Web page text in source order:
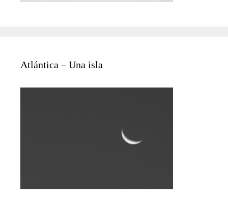
Atlántica – Una isla